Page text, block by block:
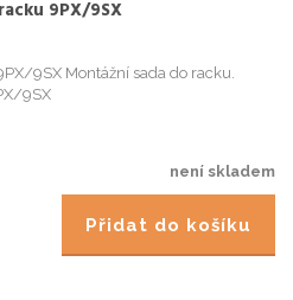
9PX/9SX
9SX Montážní sada do racku.
9SX
není skladem
Přidat do košíku